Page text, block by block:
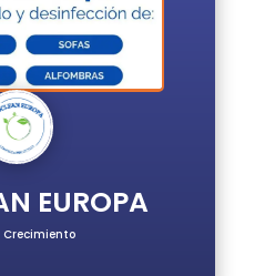
EUROPA
Crecimiento